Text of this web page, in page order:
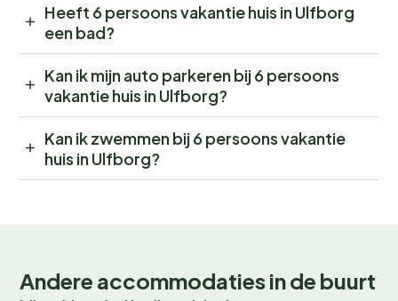
Heeft 6 persoons vakantie huis in Ulfborg
een bad?
Kan ik mijn auto parkeren bij 6 persoons
vakantie huis in Ulfborg?
Kan ik zwemmen bij 6 persoons vakantie
huis in Ulfborg?
Andere accommodaties in de buurt